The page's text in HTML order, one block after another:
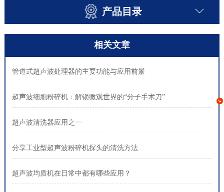
产品目录
相关文章
管道式超声波处理器的主要功能与应用前景
超声波细胞粉碎机：解锁微观世界的“分子手术刀”
超声波清洗器应用之一
分享工业型超声波粉碎机探头的清洗方法
超声波均质机在日常中都有哪些应用？